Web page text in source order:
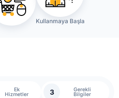
Kullanmaya Başla
Ek
Hizmetler 3 Gerekli
Bilgiler